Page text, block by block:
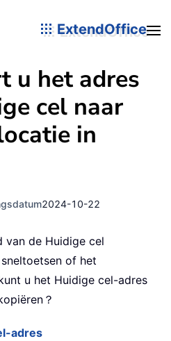
ExtendOffice
u het adres
cel naar
in
2024-10-22
van de Huidige cel
of het
u het Huidige cel-adres
？
adres